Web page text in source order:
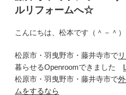
ルリフォームへ☆
こんにちは、松本です（＾－＾）
松原市・羽曳野市・藤井寺市で
暮らせるOpenroomできました
松原市・羽曳野市・藤井寺市で
ムをするなら